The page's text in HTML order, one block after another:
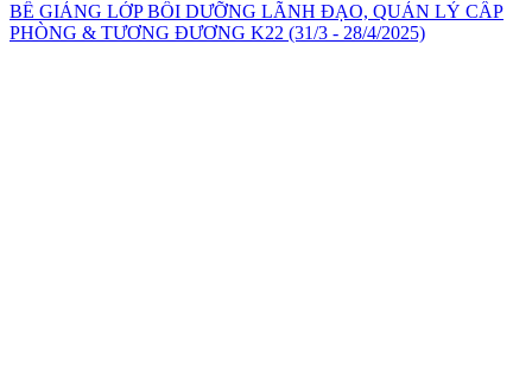
BẾ GIẢNG LỚP BỒI DƯỠNG LÃNH ĐẠO, QUẢN LÝ CẤP
PHÒNG & TƯƠNG ĐƯƠNG K22 (31/3 - 28/4/2025)